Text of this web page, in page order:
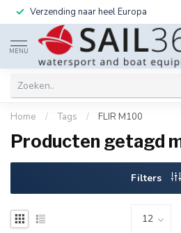
Verzending naar heel Europa
MENU
Home / Tags / FLIR M100
Producten getagd
Filters